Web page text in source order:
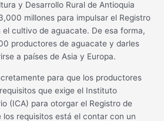
y Desarrollo Rural de Antioquia
millones para impulsar el Registro
el cultivo de aguacate. De esa forma,
productores de aguacate y darles
a países de Asia y Europa.
para que los productores
que exige el Instituto
(ICA) para otorgar el Registro de
los requisitos está el contar con un